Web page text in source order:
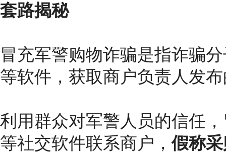
套路揭秘
冒充军警购物诈骗是指诈骗
等软件，获取商户负责人发
利用群众对军警人员的信任
等社交软件联系商户，假称